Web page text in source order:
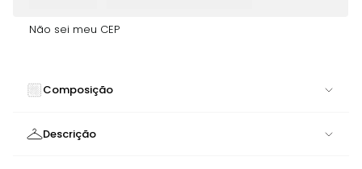
Não sei meu CEP
Composição
Descrição